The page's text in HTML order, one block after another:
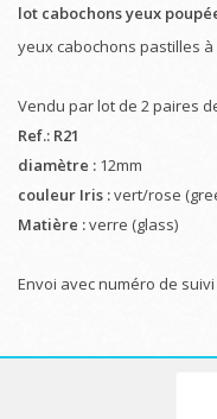
lot cabochons yeux
yeux cabochons pastilles à
Vendu par lot de 2 paires
Ref.: R21
diamètre : 12mm
couleur Iris :vert/rose
Matière :verre (glass)
Envoi avec numéro de